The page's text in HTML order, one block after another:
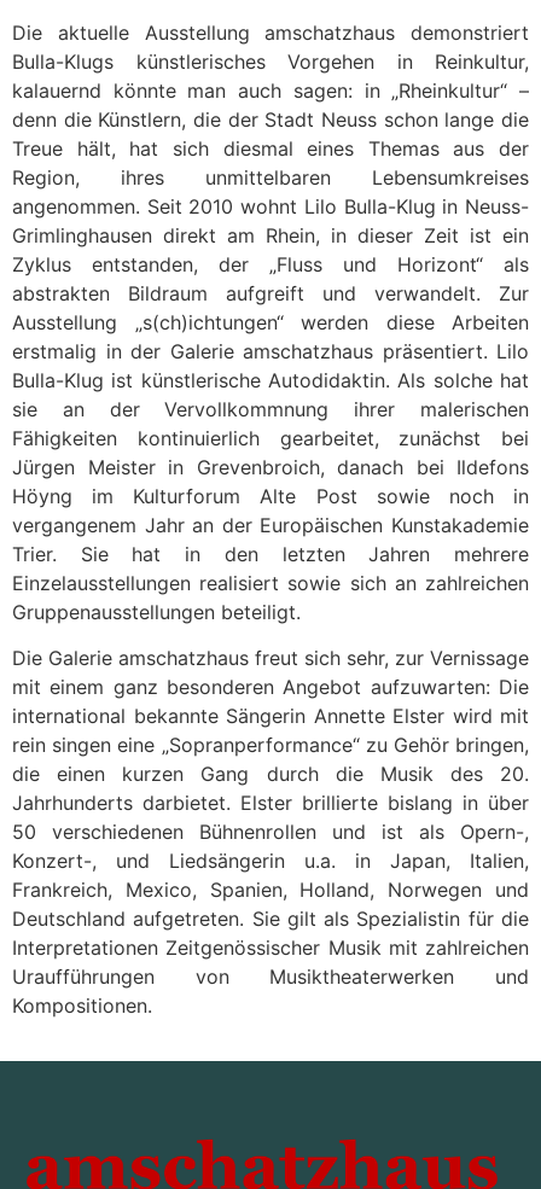
Die aktuelle Ausstellung amschatzhaus demonstriert
Bulla-Klugs künstlerisches Vorgehen in Reinkultur,
kalauernd könnte man auch sagen: in „Rheinkultur“ –
denn die Künstlern, die der Stadt Neuss schon lange die
Treue hält, hat sich diesmal eines Themas aus der
Region, ihres unmittelbaren Lebensumkreises
angenommen. Seit 2010 wohnt Lilo Bulla-Klug in Neuss-
Grimlinghausen direkt am Rhein, in dieser Zeit ist ein
Zyklus entstanden, der „Fluss und Horizont“ als
abstrakten Bildraum aufgreift und verwandelt. Zur
Ausstellung „s(ch)ichtungen“ werden diese Arbeiten
erstmalig in der Galerie amschatzhaus präsentiert. Lilo
Bulla-Klug ist künstlerische Autodidaktin. Als solche hat
sie an der Vervollkommnung ihrer malerischen
Fähigkeiten kontinuierlich gearbeitet, zunächst bei
Jürgen Meister in Grevenbroich, danach bei Ildefons
Höyng im Kulturforum Alte Post sowie noch in
vergangenem Jahr an der Europäischen Kunstakademie
Trier. Sie hat in den letzten Jahren mehrere
Einzelausstellungen realisiert sowie sich an zahlreichen
Gruppenausstellungen beteiligt.
Die Galerie amschatzhaus freut sich sehr, zur Vernissage
mit einem ganz besonderen Angebot aufzuwarten: Die
international bekannte Sängerin Annette Elster wird mit
rein singen eine „Sopranperformance“ zu Gehör bringen,
die einen kurzen Gang durch die Musik des 20.
Jahrhunderts darbietet. Elster brillierte bislang in über
50 verschiedenen Bühnenrollen und ist als Opern-,
Konzert-, und Liedsängerin u.a. in Japan, Italien,
Frankreich, Mexico, Spanien, Holland, Norwegen und
Deutschland aufgetreten. Sie gilt als Spezialistin für die
Interpretationen Zeitgenössischer Musik mit zahlreichen
Uraufführungen von Musiktheaterwerken und
Kompositionen.